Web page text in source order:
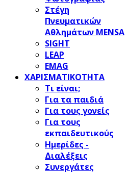
Στέγη
Πνευματικών
Αθλημάτων MENSA
SIGHT
LEAP
EMAG
ΧΑΡΙΣΜΑΤΙΚΟΤΗΤΑ
Τι είναι;
Για τα παιδιά
Για τους γονείς
Για τους
εκπαιδευτικούς
Ημερίδες -
Διαλέξεις
Συνεργάτες